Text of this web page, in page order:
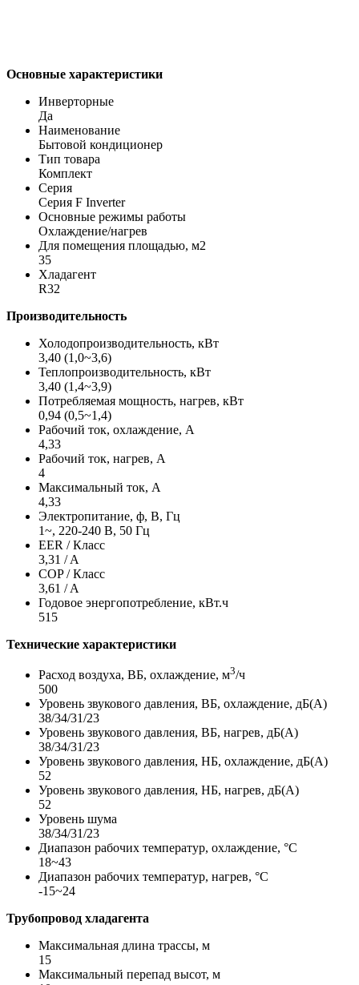
Основные характеристики
Инверторные
Да
Наименование
Бытовой кондиционер
Тип товара
Комплект
Серия
Серия F Inverter
Основные режимы работы
Охлаждение/нагрев
Для помещения площадью, м2
35
Хладагент
R32
Производительность
Холодопроизводительность, кВт
3,40 (1,0~3,6)
Теплопроизводительность, кВт
3,40 (1,4~3,9)
Потребляемая мощность, нагрев, кВт
0,94 (0,5~1,4)
Рабочий ток, охлаждение, А
4,33
Рабочий ток, нагрев, А
4
Максимальный ток, А
4,33
Электропитание, ф, В, Гц
1~, 220-240 В, 50 Гц
EER / Класс
3,31 / A
COP / Класс
3,61 / A
Годовое энергопотребление, кВт.ч
515
Технические характеристики
Расход воздуха, ВБ, охлаждение, м3/ч
500
Уровень звукового давления, ВБ, охлаждение, дБ(А)
38/34/31/23
Уровень звукового давления, ВБ, нагрев, дБ(А)
38/34/31/23
Уровень звукового давления, НБ, охлаждение, дБ(А)
52
Уровень звукового давления, НБ, нагрев, дБ(А)
52
Уровень шума
38/34/31/23
Диапазон рабочих температур, охлаждение, °C
18~43
Диапазон рабочих температур, нагрев, °C
-15~24
Трубопровод хладагента
Максимальная длина трассы, м
15
Максимальный перепад высот, м